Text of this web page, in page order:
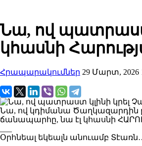
Նա, ով պատրաստ
կհասնի
Հրապարակումներ 29 Մարտ, 2026
Նա, ով կդիմանա Ծաղկազարդին
ճանապարհը, նա էլ կհասնի
Օրհնեալ եկեալն անուամբ